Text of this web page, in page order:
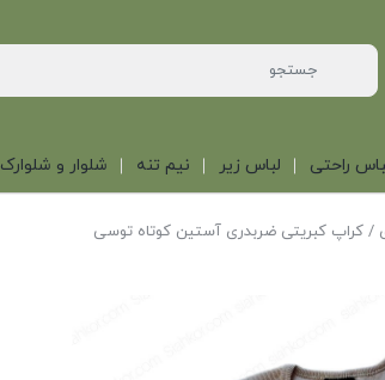
راحتی لباس زیر نیم تنه شلوار و شلوارک
/ کراپ کبریتی ضربدری آستین کوتاه توسی